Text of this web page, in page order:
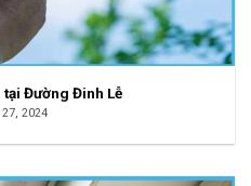
tại Đường Đinh Lễ
2024